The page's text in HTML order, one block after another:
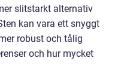
slitstarkt alternativ
kan vara ett snyggt
robust och tålig
och hur mycket